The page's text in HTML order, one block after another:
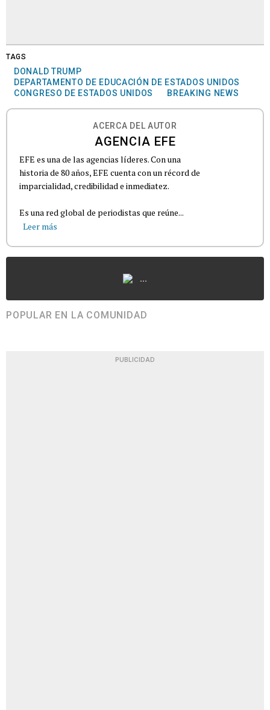
TAGS
DONALD TRUMP
DEPARTAMENTO DE EDUCACIÓN DE ESTADOS UNIDOS
CONGRESO DE ESTADOS UNIDOS
BREAKING NEWS
ACERCA DEL AUTOR
AGENCIA EFE
EFE es una de las agencias líderes. Con una
historia de 80 años, EFE cuenta con un récord de
imparcialidad, credibilidad e inmediatez.
Es una red global de periodistas que reúne...
Leer más
...
POPULAR EN LA COMUNIDAD
PUBLICIDAD